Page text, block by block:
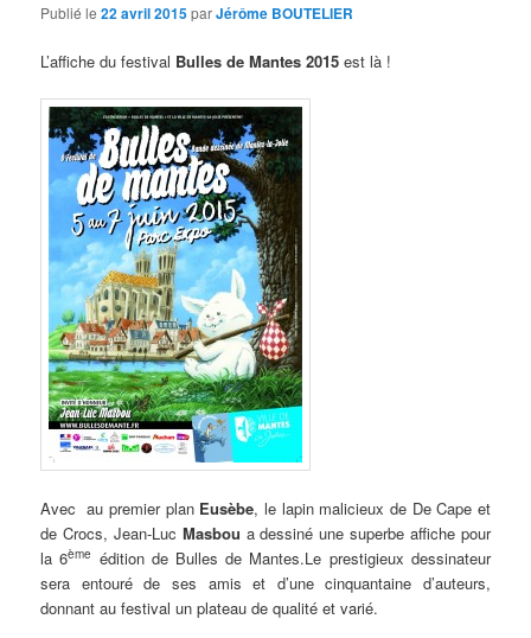
Publié le22 avril 2015parJérôme BOUTELIER
L’affiche du festival Bulles de Mantes 2015 est là !
Avec au premier plan Eusèbe, le lapin malicieux de De Cape et
de Crocs, Jean-Luc Masbou a dessiné une superbe affiche pour
la 6ème édition de Bulles de Mantes.Le prestigieux dessinateur
sera entouré de ses amis et d’une cinquantaine d’auteurs,
donnant au festival un plateau de qualité et varié.